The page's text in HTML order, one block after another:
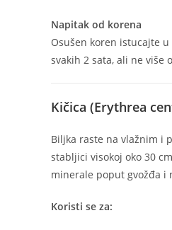
Napitak od korena
Osušen koren istucajte
svakih 2 sata, ali ne više
Kičica (Erythrea
Biljka raste na vlažnim i
stabljici visokoj oko 30
minerale poput gvožđa i
Koristi se za: